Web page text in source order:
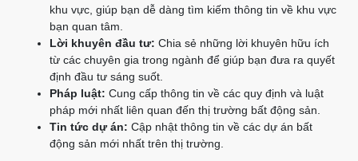
khu vực, giúp bạn dễ dàng tìm kiếm thông tin về khu vực
bạn quan tâm.
Lời khuyên đầu tư: Chia sẻ những lời khuyên hữu ích
từ các chuyên gia trong ngành để giúp bạn đưa ra quyết
định đầu tư sáng suốt.
Pháp luật: Cung cấp thông tin về các quy định và luật
pháp mới nhất liên quan đến thị trường bất động sản.
Tin tức dự án: Cập nhật thông tin về các dự án bất
động sản mới nhất trên thị trường.